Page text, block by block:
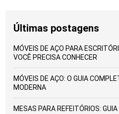
Últimas postagens
MÓVEIS DE AÇO PARA ESCRITÓRIOS: 5 VANTAGENS QUE
VOCÊ PRECISA CONHECER
MÓVEIS DE AÇO: O GUIA COMPLETO PARA SUA DECORAÇÃO
MODERNA
MESAS PARA REFEITÓRIOS: GUIA COMPLETO DE ESCOLHA E